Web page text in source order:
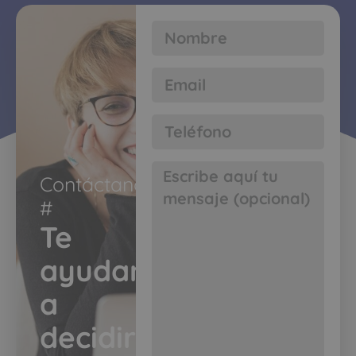
Contáctanos
#​
Te
ayudamos
a
decidir​